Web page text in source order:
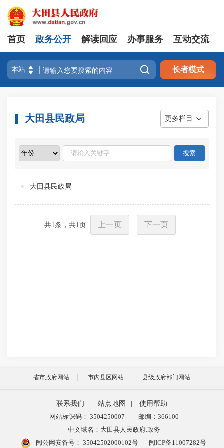
首页 政务公开 解读回应 办事服务 互动交流
 长者模式
大田县民政局 更多栏目
大田县民政局
共1 条，共1 页 上一页 下一页
省市政府网站 市内县区网站 县级政府部门网站
联系我们 站点地图
使用帮助
网站标识码： 3504250007
邮编：366100
中文域名：大田县人民政府.政务
闽公网安备号： 35042502000102号 闽ICP备11007282号